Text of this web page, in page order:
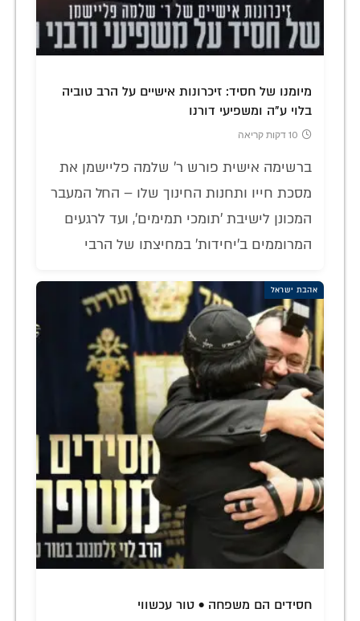
מיומנו של חסיד: זיכרונות אישיים על הרב טוביה
בלוי ע"ה ומשפיעי דורנו
10 דקות קריאה
ברשימה אישית פורש ר' שלמה פליישמן את
מסכת חייו ותחנות החינוך שלו – החל המעבר
המכונן לישיבת 'תומכי תמימים', ועד לרגעים
המרוממים ב'יחידות' במחיצתו של הרבי
אהבת ישראל
חסידים הם משפחה • טור עכשווי